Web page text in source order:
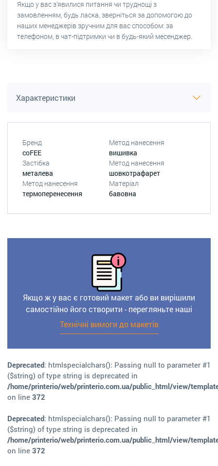
Якщо у вас з’явилися питання чи труднощі з
замовленням, будь ласка, зверніться за допомогою до
наших менеджерів зручним для вас способом: за
телефоном, в чат-підтримки чи в будь-який месенджер.
Характеристики
Бренд
coFEE
Метод нанесення
вишивка
Застібка
металева
Метод нанесення
шовкотрафарет
Метод нанесення
термоперенесення
Матеріал
бавовна
Якщо ж у вас є готовий макет або ви вирішили
самостійно його створити - перегляньте наші
Технічні вимоги до макетів
Deprecated: htmlspecialchars(): Passing null to parameter #1
($string) of type string is deprecated in
/home/printerio/web/printerio.com.ua/public_html/view/
on line 372
Deprecated: htmlspecialchars(): Passing null to parameter #1
($string) of type string is deprecated in
/home/printerio/web/printerio.com.ua/public_html/view/
on line 372